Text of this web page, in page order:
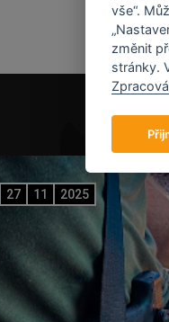
27 11 2025
vše“.
změnit
stránky.